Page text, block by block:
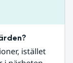
istället